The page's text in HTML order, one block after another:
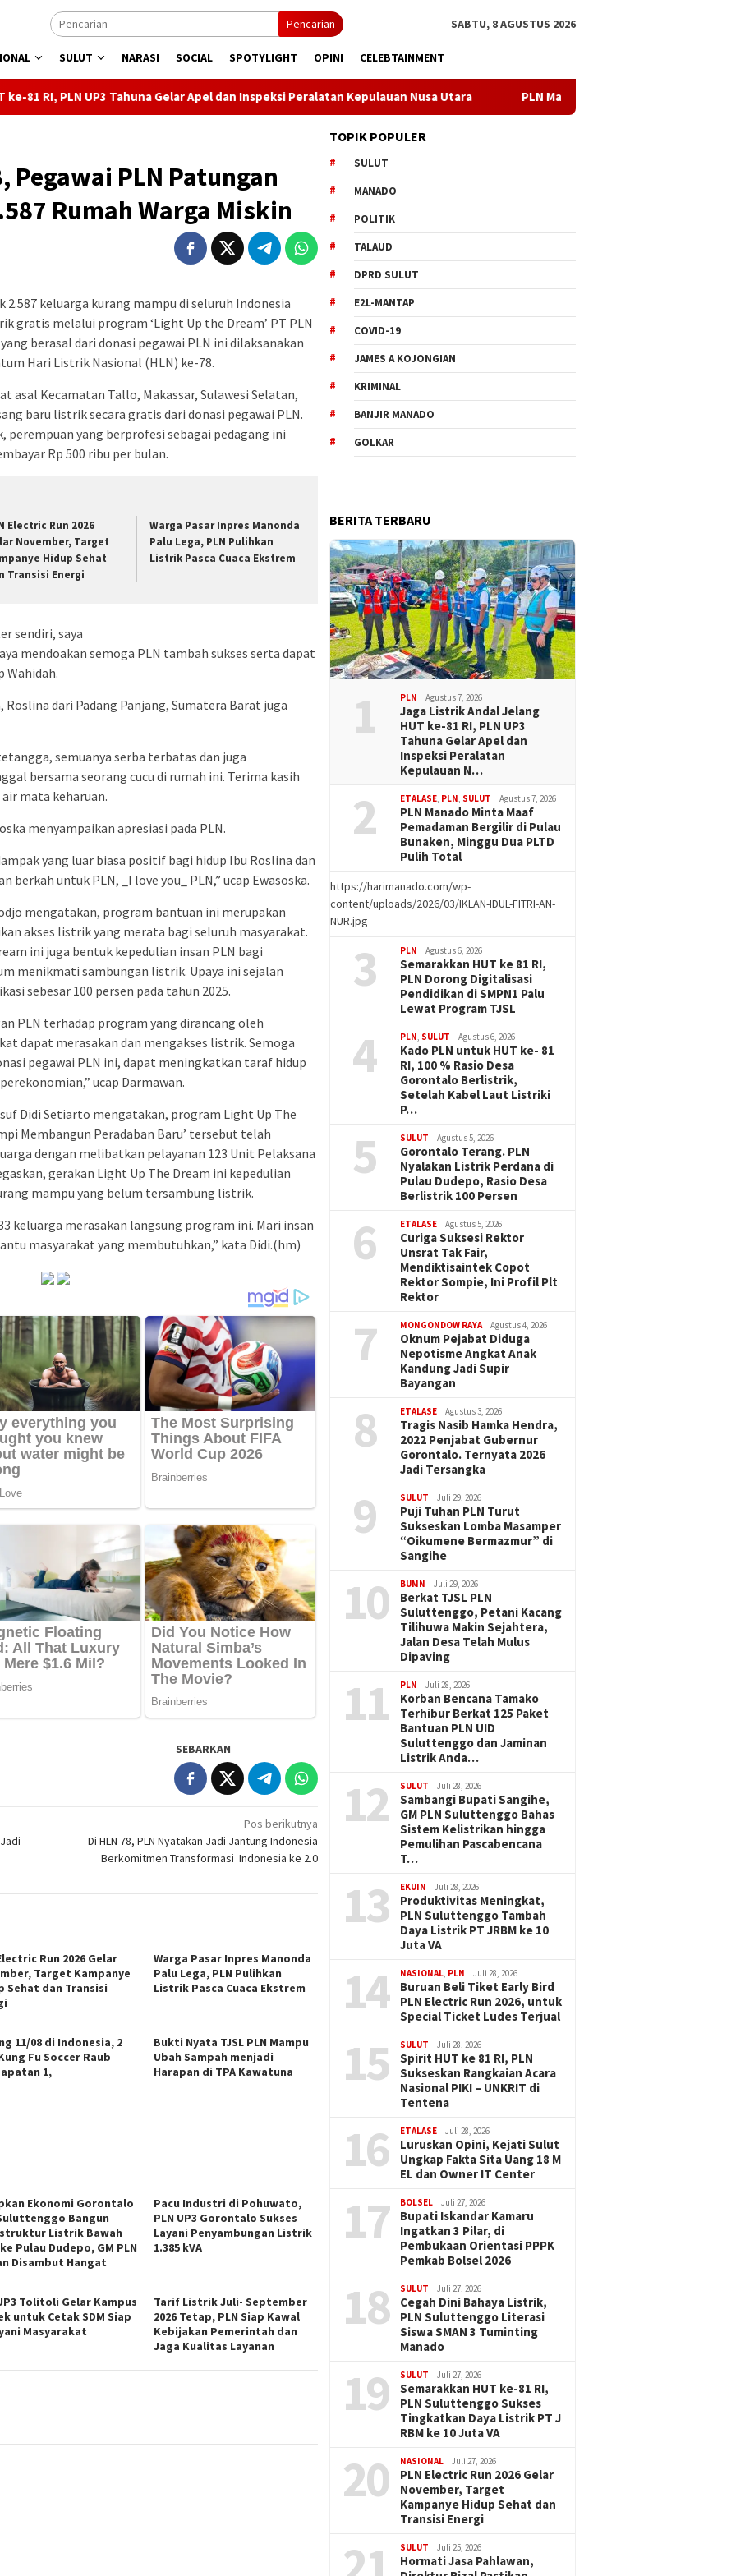
Pencarian SABTU, 8 AGUSTUS 2026
SULUT NARASI SOCIAL SPOTYLIGHT OPINI CELEBTAINMENT
Tahuna Gelar Apel dan Inspeksi Peralatan Kepulauan Nusa Utara PLN Manado Minta Maaf Pemadaman Bergilir di Pulau
Pegawai PLN Patungan
Rumah Warga Miskin
2.587 keluarga kurang mampu di seluruh Indonesia
gratis melalui program ‘Light Up the Dream’ PT PLN
berasal dari donasi pegawai PLN ini dilaksanakan
Hari Listrik Nasional (HLN) ke-78.
asal Kecamatan Tallo, Makassar, Sulawesi Selatan,
baru listrik secara gratis dari donasi pegawai PLN.
yang berprofesi sebagai pedagang ini
Rp 500 ribu per bulan.
Electric Run 2026
November, Target
Hidup Sehat
Transisi Energi
Warga Pasar Inpres Manonda
Palu Lega, PLN Pulihkan
Listrik Pasca Cuaca Ekstrem
sendiri, saya
mendoakan semoga PLN tambah sukses serta dapat
Wahidah.
dari Padang Panjang, Sumatera Barat juga
semuanya serba terbatas dan juga
bersama seorang cucu di rumah ini. Terima kasih
mata keharuan.
menyampaikan apresiasi pada PLN.
yang luar biasa positif bagi hidup Ibu Roslina dan
berkah untuk PLN, _I love you_ PLN,” ucap Ewasoska.
mengatakan, program bantuan ini merupakan
akses listrik yang merata bagi seluruh masyarakat.
ini juga bentuk kepedulian insan PLN bagi
menikmati sambungan listrik. Upaya ini sejalan
sebesar 100 persen pada tahun 2025.
PLN terhadap program yang dirancang oleh
dapat merasakan dan mengakses listrik. Semoga
pegawai PLN ini, dapat meningkatkan taraf hidup
ucap Darmawan.
Didi Setiarto mengatakan, program Light Up The
Membangun Peradaban Baru’ tersebut telah
dengan melibatkan pelayanan 123 Unit Pelaksana
gerakan Light Up The Dream ini kepedulian
mampu yang belum tersambung listrik.
keluarga merasakan langsung program ini. Mari insan
masyarakat yang membutuhkan,” kata Didi.(hm)
SEBARKAN
Pos berikutnya
Di HLN 78, PLN Nyatakan Jadi Jantung Indonesia
Berkomitmen Transformasi Indonesia ke 2.0
Run 2026 Gelar
Target Kampanye
Sehat dan Transisi
Warga Pasar Inpres Manonda
Palu Lega, PLN Pulihkan
Listrik Pasca Cuaca Ekstrem
11/08 di Indonesia, 2
Fu Soccer Raub
1,
Bukti Nyata TJSL PLN Mampu
Ubah Sampah menjadi
Harapan di TPA Kawatuna
Ekonomi Gorontalo
Bangun
Listrik Bawah
Pulau Dudepo, GM PLN
Disambut Hangat
Pacu Industri di Pohuwato,
PLN UP3 Gorontalo Sukses
Layani Penyambungan Listrik
1.385 kVA
Tolitoli Gelar Kampus
untuk Cetak SDM Siap
Masyarakat
Tarif Listrik Juli- September
2026 Tetap, PLN Siap Kawal
Kebijakan Pemerintah dan
Jaga Kualitas Layanan
TOPIK POPULER
SULUT
MANADO
POLITIK
TALAUD
DPRD SULUT
E2L-MANTAP
COVID-19
JAMES A KOJONGIAN
KRIMINAL
BANJIR MANADO
GOLKAR
BERITA TERBARU
1 PLN Agustus 7, 2026
Jaga Listrik Andal Jelang
HUT ke-81 RI, PLN UP3
Tahuna Gelar Apel dan
Inspeksi Peralatan
Kepulauan N…
2 ETALASE PLN SULUT Agustus 7, 2026
PLN Manado Minta Maaf
Pemadaman Bergilir di Pulau
Bunaken, Minggu Dua PLTD
Pulih Total
https://harimanado.com/wp-
content/uploads/2026/03/IKLAN-IDUL-FITRI-AN-
NUR.jpg
3 PLN Agustus 6, 2026
Semarakkan HUT ke 81 RI,
PLN Dorong Digitalisasi
Pendidikan di SMPN1 Palu
Lewat Program TJSL
4 PLN SULUT Agustus 6, 2026
Kado PLN untuk HUT ke- 81
RI, 100 % Rasio Desa
Gorontalo Berlistrik,
Setelah Kabel Laut Listriki
P…
5 SULUT Agustus 5, 2026
Gorontalo Terang. PLN
Nyalakan Listrik Perdana di
Pulau Dudepo, Rasio Desa
Berlistrik 100 Persen
6 ETALASE Agustus 5, 2026
Curiga Suksesi Rektor
Unsrat Tak Fair,
Mendiktisaintek Copot
Rektor Sompie, Ini Profil Plt
Rektor
7 MONGONDOW RAYA Agustus 4, 2026
Oknum Pejabat Diduga
Nepotisme Angkat Anak
Kandung Jadi Supir
Bayangan
8 ETALASE Agustus 3, 2026
Tragis Nasib Hamka Hendra,
2022 Penjabat Gubernur
Gorontalo. Ternyata 2026
Jadi Tersangka
9 SULUT Juli 29, 2026
Puji Tuhan PLN Turut
Sukseskan Lomba Masamper
“Oikumene Bermazmur” di
Sangihe
10 BUMN Juli 29, 2026
Berkat TJSL PLN
Suluttenggo, Petani Kacang
Tilihuwa Makin Sejahtera,
Jalan Desa Telah Mulus
Dipaving
11 PLN Juli 28, 2026
Korban Bencana Tamako
Terhibur Berkat 125 Paket
Bantuan PLN UID
Suluttenggo dan Jaminan
Listrik Anda…
12 SULUT Juli 28, 2026
Sambangi Bupati Sangihe,
GM PLN Suluttenggo Bahas
Sistem Kelistrikan hingga
Pemulihan Pascabencana
T…
13 EKUIN Juli 28, 2026
Produktivitas Meningkat,
PLN Suluttenggo Tambah
Daya Listrik PT JRBM ke 10
Juta VA
14 NASIONAL PLN Juli 28, 2026
Buruan Beli Tiket Early Bird
PLN Electric Run 2026, untuk
Special Ticket Ludes Terjual
15 SULUT Juli 28, 2026
Spirit HUT ke 81 RI, PLN
Sukseskan Rangkaian Acara
Nasional PIKI – UNKRIT di
Tentena
16 ETALASE Juli 28, 2026
Luruskan Opini, Kejati Sulut
Ungkap Fakta Sita Uang 18 M
EL dan Owner IT Center
17 BOLSEL Juli 27, 2026
Bupati Iskandar Kamaru
Ingatkan 3 Pilar, di
Pembukaan Orientasi PPPK
Pemkab Bolsel 2026
18 SULUT Juli 27, 2026
Cegah Dini Bahaya Listrik,
PLN Suluttenggo Literasi
Siswa SMAN 3 Tuminting
Manado
19 SULUT Juli 27, 2026
Semarakkan HUT ke-81 RI,
PLN Suluttenggo Sukses
Tingkatkan Daya Listrik PT J
RBM ke 10 Juta VA
20 NASIONAL Juli 27, 2026
PLN Electric Run 2026 Gelar
November, Target
Kampanye Hidup Sehat dan
Transisi Energi
SULUT Juli 25, 2026
Hormati Jasa Pahlawan,